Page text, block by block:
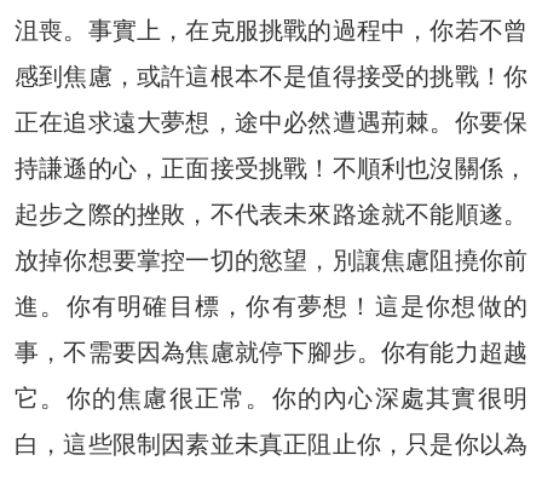
沮喪。事實上，在克服挑戰的過程中，你若不曾
感到焦慮，或許這根本不是值得接受的挑戰！你
正在追求遠大夢想，途中必然遭遇荊棘。你要保
持謙遜的心，正面接受挑戰！不順利也沒關係，
起步之際的挫敗，不代表未來路途就不能順遂。
放掉你想要掌控一切的慾望，別讓焦慮阻撓你前
進。你有明確目標，你有夢想！這是你想做的
事，不需要因為焦慮就停下腳步。你有能力超越
它。你的焦慮很正常。你的內心深處其實很明
白，這些限制因素並未真正阻止你，只是你以為